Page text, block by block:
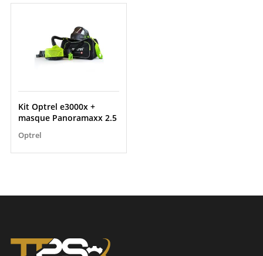
Kit Optrel e3000x +
masque Panoramaxx 2.5
Optrel